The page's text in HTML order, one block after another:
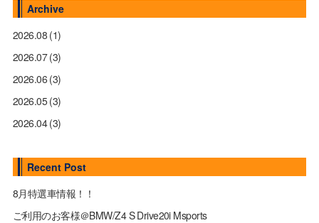
Archive
2026.08 (1)
2026.07(3)
2026.06 (3)
2026.05(3)
2026.04(3)
Recent Post
8月特選車情報！！
ご利用のお客様＠BMW/Z4 S Drive20i Msports